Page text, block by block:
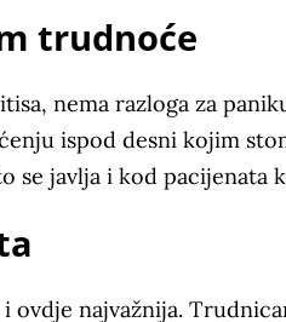
trudnoće
nema razloga za
ispod desni kojim
se javlja i kod pacijenata
ovdje najvažnija.